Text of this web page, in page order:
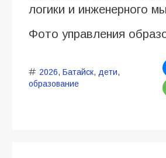
логики и инженерного
Фото управления
2026, Батайск, дети,
образование